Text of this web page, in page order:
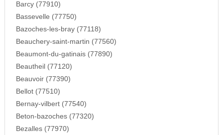
Barcy (77910)
Bassevelle (77750)
Bazoches-les-bray (77118)
Beauchery-saint-martin (77560)
Beaumont-du-gatinais (77890)
Beautheil (77120)
Beauvoir (77390)
Bellot (77510)
Bernay-vilbert (77540)
Beton-bazoches (77320)
Bezalles (77970)